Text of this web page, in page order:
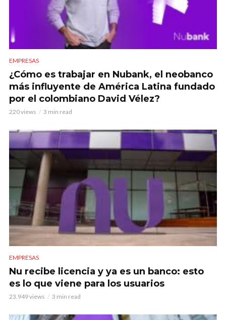
EMPRESAS
¿Cómo es trabajar en Nubank, el neobanco
más influyente de América Latina fundado
por el colombiano David Vélez?
220 views 3 min read
EMPRESAS
Nu recibe licencia y ya es un banco: esto
es lo que viene para los usuarios
23.949 views 3 min read